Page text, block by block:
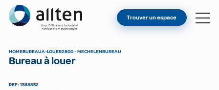
Allten
TROUVER UN ESPACE
Trouver un espace
HOMEBUREAUA-LOUER2800 - MECHELENBUREAU
Bureau à louer
REF: 1588352